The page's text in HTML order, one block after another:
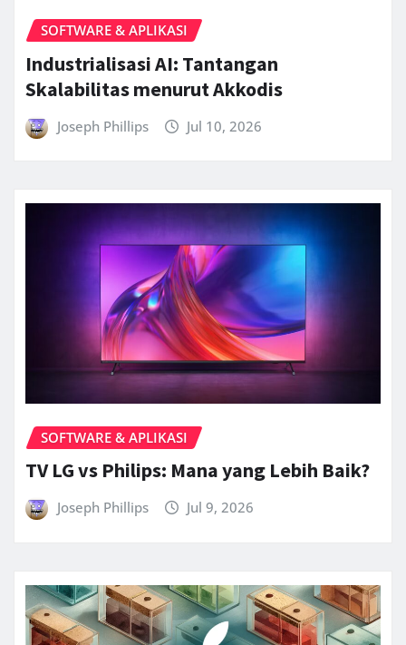
SOFTWARE & APLIKASI
Industrialisasi AI: Tantangan
Skalabilitas menurut Akkodis
Joseph Phillips Jul 10, 2026
SOFTWARE & APLIKASI
TV LG vs Philips: Mana yang Lebih Baik?
Joseph Phillips Jul 9, 2026